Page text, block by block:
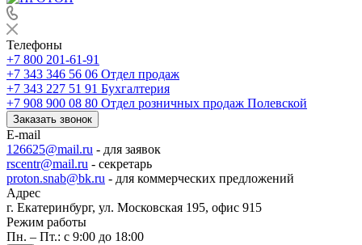
Телефоны
+7 800 201-61-91
+7 343 346 56 06 Отдел продаж
+7 343 227 51 91 Бухгалтерия
+7 908 900 08 80 Отдел розничных продаж Полевской
Заказать звонок
E-mail
126625@mail.ru - для заявок
rscentr@mail.ru - секретарь
proton.snab@bk.ru - для коммерческих предложений
Адрес
г. Екатеринбург, ул. Московская 195, офис 915
Режим работы
Пн. – Пт.: с 9:00 до 18:00